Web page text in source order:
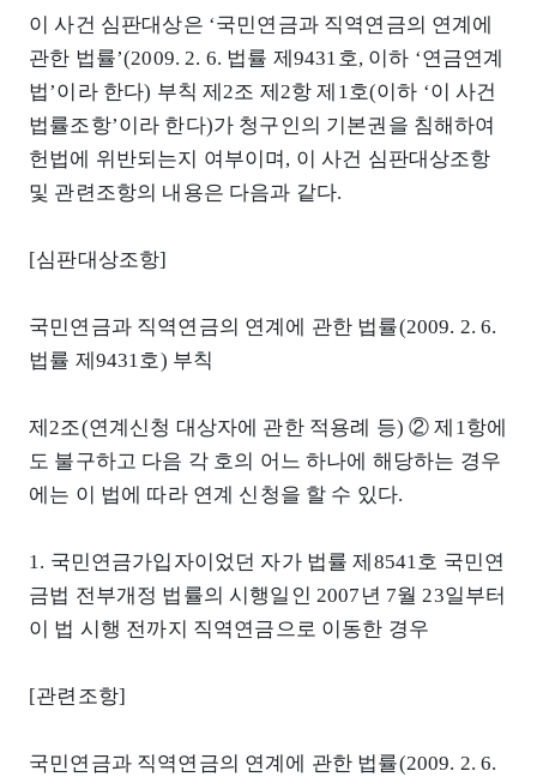
이 사건 심판대상은 ‘국민연금과 직역연금의 연계에
관한 법률’(2009. 2. 6. 법률 제9431호, 이하 ‘연금연계
법’이라 한다) 부칙 제2조 제2항 제1호(이하 ‘이 사건
법률조항’이라 한다)가 청구인의 기본권을 침해하여
헌법에 위반되는지 여부이며, 이 사건 심판대상조항
및 관련조항의 내용은 다음과 같다.
[심판대상조항]
국민연금과 직역연금의 연계에 관한 법률(2009. 2. 6.
법률 제9431호) 부칙
제2조(연계신청 대상자에 관한 적용례 등) ② 제1항에
도 불구하고 다음 각 호의 어느 하나에 해당하는 경우
에는 이 법에 따라 연계 신청을 할 수 있다.
1. 국민연금가입자이었던 자가 법률 제8541호 국민연
금법 전부개정 법률의 시행일인 2007년 7월 23일부터
이 법 시행 전까지 직역연금으로 이동한 경우
[관련조항]
국민연금과 직역연금의 연계에 관한 법률(2009. 2. 6.